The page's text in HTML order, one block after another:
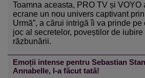
Toamna aceasta, PRO TV și VOYO
ecrane un nou univers captivant
Urmă”, a cărui intrigă îi va prinde
joc al secretelor, poveștilor de iubire
răzbunării.
Emoții intense pentru Sebastian
Annabelle, l-a făcut tată!